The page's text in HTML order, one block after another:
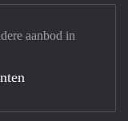
aanbod in